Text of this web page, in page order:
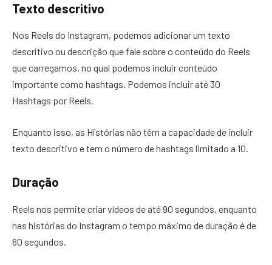
Texto descritivo
Nos Reels do Instagram, podemos adicionar um texto
descritivo ou descrição que fale sobre o conteúdo do Reels
que carregamos, no qual podemos incluir conteúdo
importante como hashtags. Podemos incluir até 30
Hashtags por Reels.
Enquanto isso, as Histórias não têm a capacidade de incluir
texto descritivo e tem o número de hashtags limitado a 10.
Duração
Reels nos permite criar vídeos de até 90 segundos, enquanto
nas histórias do Instagram o tempo máximo de duração é de
60 segundos.